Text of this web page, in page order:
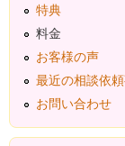
特典
料金
お客様の声
最近の相談依
お問い合わせ